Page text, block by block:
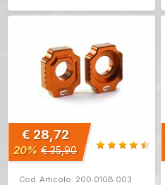
€ 28,72
20% € 35,90
Cod. Articolo: 200.010B.003